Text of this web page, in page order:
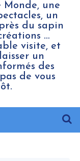
une
un
du sapin
…
visite, et
un
des
de vous